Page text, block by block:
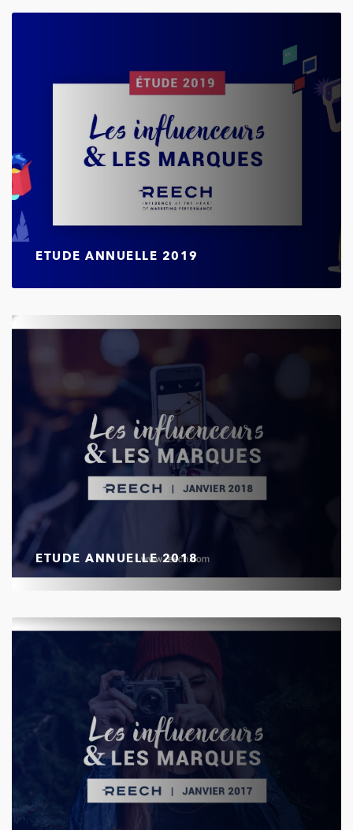
ETUDE ANNUELLE 2019
ETUDE ANNUELLE 2018